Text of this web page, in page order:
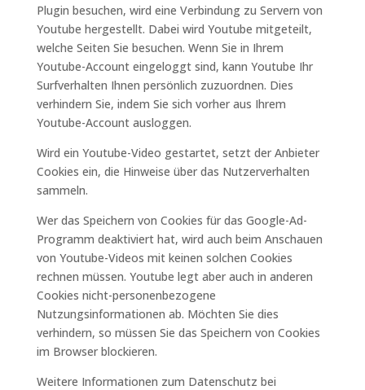
Plugin besuchen, wird eine Verbindung zu Servern von
Youtube hergestellt. Dabei wird Youtube mitgeteilt,
welche Seiten Sie besuchen. Wenn Sie in Ihrem
Youtube-Account eingeloggt sind, kann Youtube Ihr
Surfverhalten Ihnen persönlich zuzuordnen. Dies
verhindern Sie, indem Sie sich vorher aus Ihrem
Youtube-Account ausloggen.
Wird ein Youtube-Video gestartet, setzt der Anbieter
Cookies ein, die Hinweise über das Nutzerverhalten
sammeln.
Wer das Speichern von Cookies für das Google-Ad-
Programm deaktiviert hat, wird auch beim Anschauen
von Youtube-Videos mit keinen solchen Cookies
rechnen müssen. Youtube legt aber auch in anderen
Cookies nicht-personenbezogene
Nutzungsinformationen ab. Möchten Sie dies
verhindern, so müssen Sie das Speichern von Cookies
im Browser blockieren.
Weitere Informationen zum Datenschutz bei